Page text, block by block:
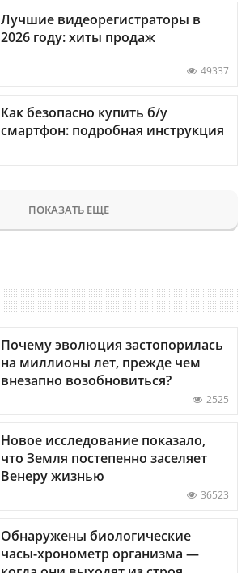
Лучшие видеорегистраторы в
2026 году: хиты продаж
49337
Как безопасно купить б/у
смартфон: подробная инструкция
ПОКАЗАТЬ ЕЩЕ
Почему эволюция застопорилась
на миллионы лет, прежде чем
внезапно возобновиться?
2525
Новое исследование показало,
что Земля постепенно заселяет
Венеру жизнью
36523
Обнаружены биологические
часы-хронометр организма —